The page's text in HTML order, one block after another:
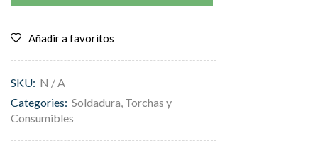
Añadir a favoritos
SKU: N / A
Categories: Soldadura, Torchas y
Consumibles